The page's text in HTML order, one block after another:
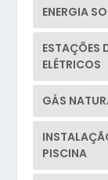
ENERGIA
ESTAÇÕES
ELÉTRICOS
GÁS
PISCINA